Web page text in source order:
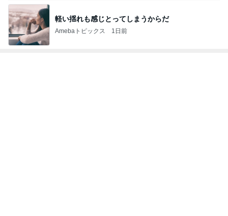
軽い揺れも感じとってしまうからだ
Amebaトピックス 1日前